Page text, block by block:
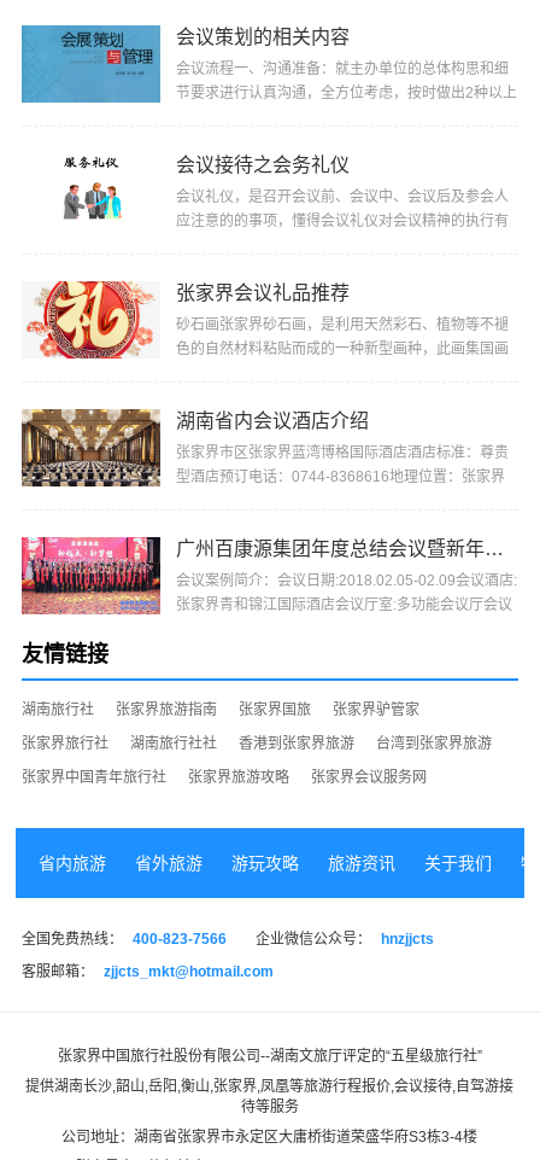
会议策划的相关内容
会议流程一、沟通准备：就主办单位的总体构思和细
节要求进行认真沟通，全方位考虑，按时做出2种以上
会议接待之会务礼仪
会议礼仪，是召开会议前、会议中、会议后及参会人
应注意的的事项，懂得会议礼仪对会议精神的执行有
张家界会议礼品推荐
砂石画张家界砂石画，是利用天然彩石、植物等不褪
色的自然材料粘贴而成的一种新型画种，此画集国画
湖南省内会议酒店介绍
张家界市区张家界蓝湾博格国际酒店酒店标准：尊贵
型酒店预订电话：0744-8368616地理位置：张家界
广州百康源集团年度总结会议暨新年晚会
会议案例简介：会议日期:2018.02.05-02.09会议酒店:
张家界青和锦江国际酒店会议厅室:多功能会议厅会议
友情链接
湖南旅行社 张家界旅游指南 张家界国旅
张家界驴管家
张家界旅行社
湖南旅行社社 香港到张家界旅游
台湾到张家界旅游
张家界中国青年旅行社
张家界旅游攻略 张家界会议服务网
省内旅游 省外旅游 游玩攻略 旅游资讯 关于我们
全国免费热线： 400-823-7566 企业微信公众号：
hnzjjcts
客服邮箱：
zjjcts_mkt@hotmail.com
张家界中国旅行社股份有限公司--湖南文旅厅评定的“五星级旅行社”
提供湖南长沙,韶山,岳阳,衡山,张家界,凤凰等旅游行程报价,会议接待,自驾游接
待等服务
公司地址：湖南省张家界市永定区大庸桥街道荣盛华府S3栋3-4楼